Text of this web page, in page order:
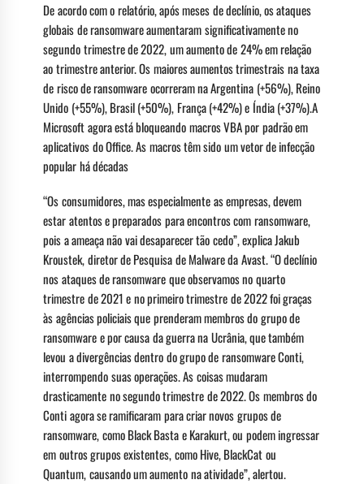
De acordo com o relatório, após meses de declínio, os ataques
globais de ransomware aumentaram significativamente no
segundo trimestre de 2022, um aumento de 24% em relação
ao trimestre anterior. Os maiores aumentos trimestrais na taxa
de risco de ransomware ocorreram na Argentina (+56%), Reino
Unido (+55%), Brasil (+50%), França (+42%) e Índia (+37%).A
Microsoft agora está bloqueando macros VBA por padrão em
aplicativos do Office. As macros têm sido um vetor de infecção
popular há décadas
“Os consumidores, mas especialmente as empresas, devem
estar atentos e preparados para encontros com ransomware,
pois a ameaça não vai desaparecer tão cedo”, explica Jakub
Kroustek, diretor de Pesquisa de Malware da Avast. “O declínio
nos ataques de ransomware que observamos no quarto
trimestre de 2021 e no primeiro trimestre de 2022 foi graças
às agências policiais que prenderam membros do grupo de
ransomware e por causa da guerra na Ucrânia, que também
levou a divergências dentro do grupo de ransomware Conti,
interrompendo suas operações. As coisas mudaram
drasticamente no segundo trimestre de 2022. Os membros do
Conti agora se ramificaram para criar novos grupos de
ransomware, como Black Basta e Karakurt, ou podem ingressar
em outros grupos existentes, como Hive, BlackCat ou
Quantum, causando um aumento na atividade”, alertou.